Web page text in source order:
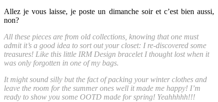
Allez je vous laisse, je poste un dimanche soir et c’est bien aussi,
non?
All these pieces are from old collections, knowing that one must
admit it’s a good idea to sort out your closet: I re-discovered some
treasures! Like this little IRM Design bracelet I thought lost when it
was only forgotten in one of my bags.
It might sound silly but the fact of packing your winter clothes and
leave the room for the summer ones well it made me happy! I’m
ready to show you some OOTD made for spring! Yeahhhhh!!!